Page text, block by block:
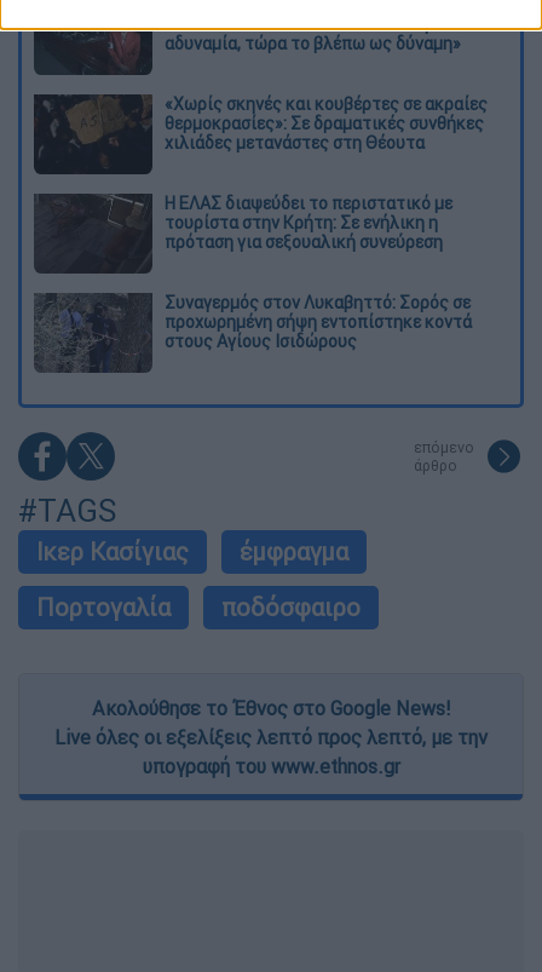
πίστευα ότι το να είσαι outsider ήταν
αδυναμία, τώρα το βλέπω ως δύναμη»
«Χωρίς σκηνές και κουβέρτες σε ακραίες
θερμοκρασίες»: Σε δραματικές συνθήκες
χιλιάδες μετανάστες στη Θέουτα
Η ΕΛΑΣ διαψεύδει το περιστατικό με
τουρίστα στην Κρήτη: Σε ενήλικη η
πρόταση για σεξουαλική συνεύρεση
Συναγερμός στον Λυκαβηττό: Σορός σε
προχωρημένη σήψη εντοπίστηκε κοντά
στους Αγίους Ισιδώρους
επόμενο
άρθρο
#TAGS
Ικερ Κασίγιας
έμφραγμα
Πορτογαλία
ποδόσφαιρο
Ακολούθησε το Έθνος στο Google News!
Live όλες οι εξελίξεις λεπτό προς λεπτό, με την
υπογραφή του www.ethnos.gr